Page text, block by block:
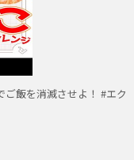
飯を消滅させよ！ #エク